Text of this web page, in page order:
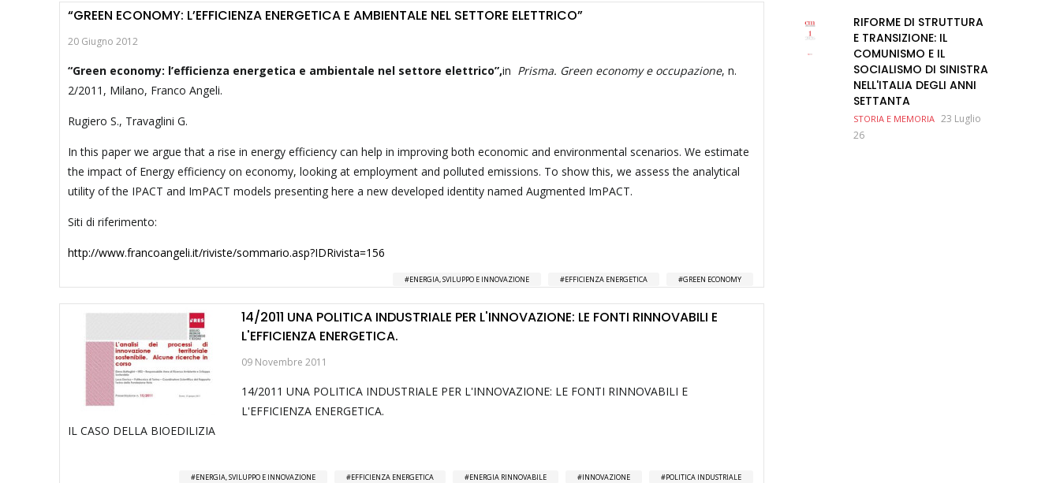
“GREEN ECONOMY: L’EFFICIENZA ENERGETICA E AMBIENTALE NEL SETTORE ELETTRICO”
20 Giugno 2012
“Green economy: l’efficienza energetica e ambientale nel settore elettrico”,in Prisma. Green economy e occupazione, n.
2/2011, Milano, Franco Angeli.
Rugiero S., Travaglini G.
In this paper we argue that a rise in energy efficiency can help in improving both economic and environmental scenarios. We estimate
the impact of Energy efficiency on economy, looking at employment and polluted emissions. To show this, we assess the analytical
utility of the IPACT and ImPACT models presenting here a new developed identity named Augmented ImPACT.
Siti di riferimento:
http://www.francoangeli.it/riviste/sommario.asp?IDRivista=156
ENERGIA, SVILUPPO E INNOVAZIONE EFFICIENZA ENERGETICA GREEN ECONOMY
14/2011 UNA POLITICA INDUSTRIALE PER L'INNOVAZIONE: LE FONTI RINNOVABILI E
L'EFFICIENZA ENERGETICA.
09 Novembre 2011
14/2011 UNA POLITICA INDUSTRIALE PER L'INNOVAZIONE: LE FONTI RINNOVABILI E
L'EFFICIENZA ENERGETICA.
IL CASO DELLA BIOEDILIZIA
ENERGIA, SVILUPPO E INNOVAZIONE EFFICIENZA ENERGETICA ENERGIA RINNOVABILE INNOVAZIONE POLITICA INDUSTRIALE
RIFORME DI STRUTTURA
E TRANSIZIONE: IL
COMUNISMO E IL
SOCIALISMO DI SINISTRA
NELL'ITALIA DEGLI ANNI
SETTANTA
STORIA E MEMORIA 23 Luglio
26